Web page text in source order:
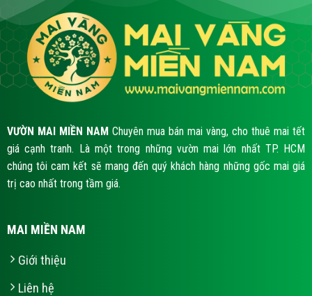
VƯỜN MAI MIỀN NAMChuyên mua bán mai vàng, cho thuê mai tết
giá cạnh tranh. Là một trong những vườn mai lớn nhất TP. HCM
chúng tôi cam kết sẽ mang đến quý khách hàng những gốc mai giá
trị cao nhất trong tầm giá.
MAI MIỀN NAM
Giới thiệu
Liên hệ